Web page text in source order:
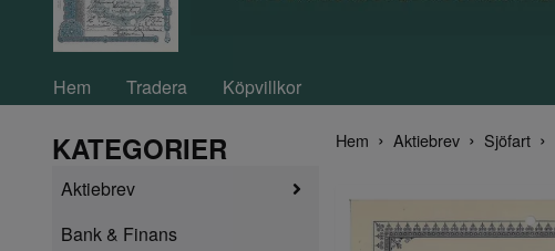
Hem Tradera Köpvillkor
KATEGORIER
Aktiebrev
Bank & Finans
Hem Aktiebrev Sjöfart